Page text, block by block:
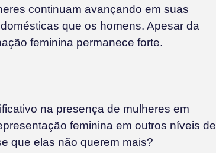
continuam avançando em suas
que os homens. Apesar da
feminina permanece forte.
na presença de mulheres em
feminina em outros níveis de
que elas não querem mais?